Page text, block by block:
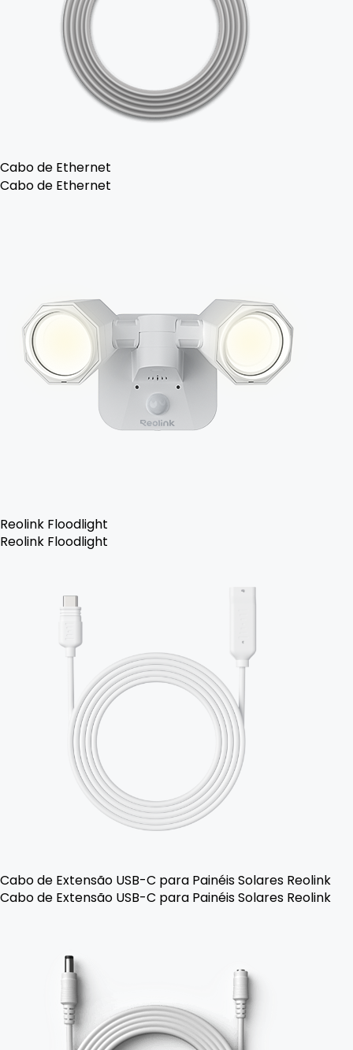
Cabo de Ethernet
Cabo de Ethernet
Reolink Floodlight
Reolink Floodlight
Cabo de Extensão USB-C para Painéis Solares Reolink
Cabo de Extensão USB-C para Painéis Solares Reolink